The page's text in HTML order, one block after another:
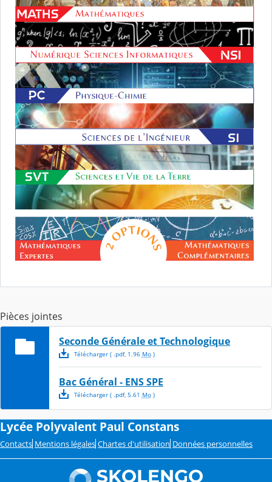
Pièces jointes
Seconde Générale et Technologique
Télécharger( .pdf, 1.96 Mo)
Bac Général - ENS SPE
Télécharger( .pdf, 5.61 Mo)
Lycée Polyvalent Paul Constans
Contacts Mentions légales Chartes d'utilisation Données personnelles